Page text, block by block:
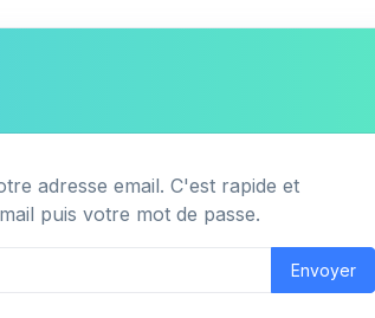
adresse email. C'est rapide et
puis votre mot de passe.
Envoyer